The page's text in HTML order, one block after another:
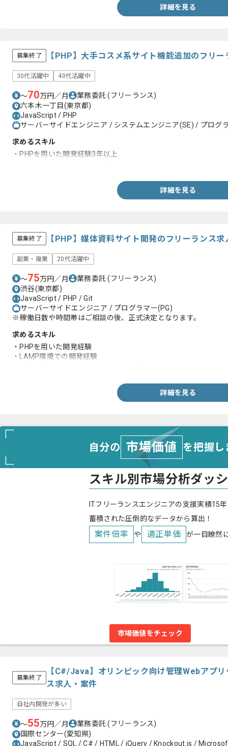
詳細を見る
募集終了 【PHP】大手コスメ系サイト機能追加のフリ
30代活躍中 40代活躍中
〜70万円／月 業務委託(フリーランス)
六本木一丁目(東京都)
JavaScript / PHP
サーバーサイドエンジニア / システムエンジニア(SE) / プログ
求めるスキル
・PHPを用いた開発経験3年以上
詳細を見る
募集終了 【PHP】媒体資料サイト開発のフリーランス求
副業・複業 20代活躍中
〜75万円／月 業務委託(フリーランス)
渋谷(東京都)
JavaScript / PHP / Git
サーバーサイドエンジニア / プログラマー(PG)
※稼働日数や時間帯はご相談の後、正式決定となります。
求めるスキル
・PHPを用いた開発経験
・LAMP環境での開発経験
詳細を見る
自分の 市場価値 を把握
スキル別市場分析ダッ
ITフリーランスエンジニアの支援実績15
蓄積された圧倒的なデータから算出！
案件倍率 や 適正単価 が一目瞭然
市場価値をチェック
募集終了
【C#/Java】オリンピック向け管理Webアプ
ス求人・案件
自社内開発が多い
〜55万円／月 業務委託(フリーランス)
国際センター(愛知県)
JavaScript / SQL / C# / HTML / jQuery / Knockout.js /